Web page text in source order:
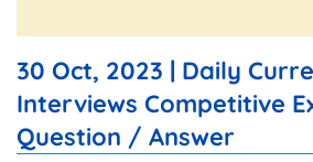
30 Oct, 2023 | Daily
Interviews Competitive
Question / Answer